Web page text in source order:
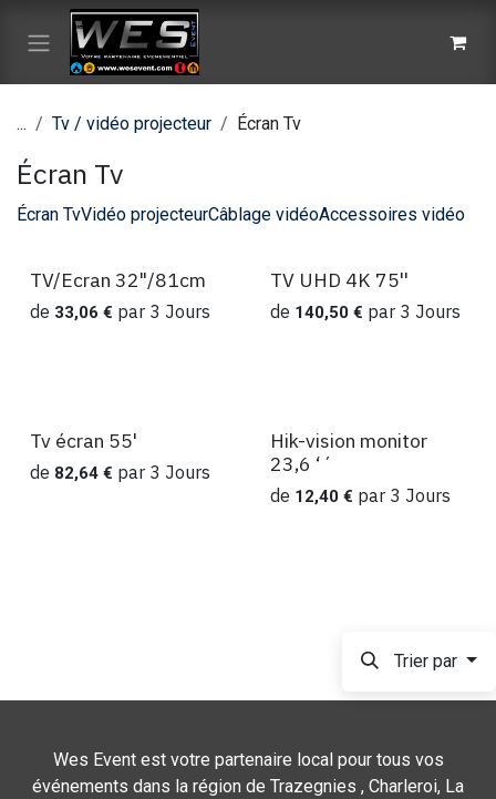
Se rendre au contenu
... Tv / vidéo projecteur Écran Tv
Écran Tv
Écran TvVidéo projecteurCâblage vidéoAccessoires vidéo
Location
TV/Ecran 32"/81cm
de 33,06 € par 3 Jours Location
TV UHD 4K 75''
de 140,50€ par 3 Jours
Location
Tv écran 55'
de 82,64 € par 3 Jours Location
Hik-vision monitor
23,6 ‘´
de 12,40€ par 3 Jours
Trier par
Wes Event est votre partenaire local pour tous vos
événements dans la région de Trazegnies , Charleroi, La